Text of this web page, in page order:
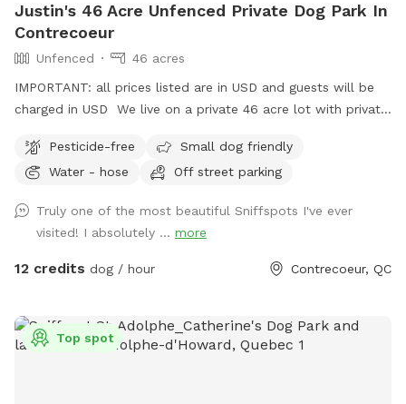
Justin's 46 Acre Unfenced Private Dog Park In
Contrecoeur
Unfenced
46 acres
IMPORTANT: all prices listed are in USD and guests will be
charged in USD We live on a private 46 acre lot with private
Pesticide-free
Small dog friendly
Water - hose
Off street parking
Truly one of the most beautiful Sniffspots I've ever
visited! I absolutely ... more
12 credits dog / hour Contrecoeur, QC
Top spot